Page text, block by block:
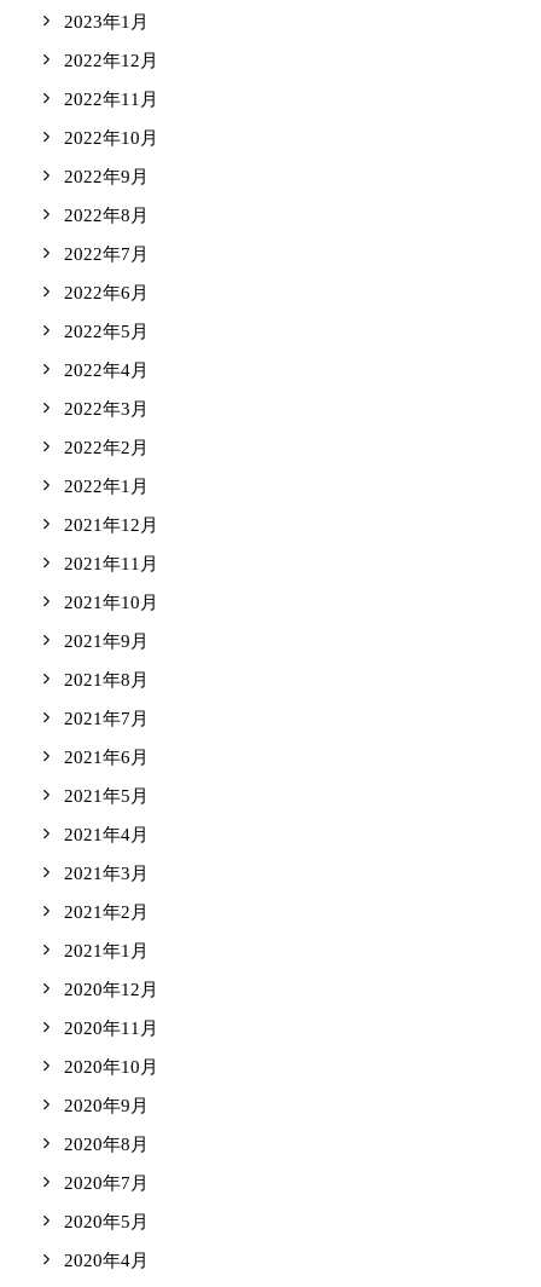
2023年1月
2022年12月
2022年11月
2022年10月
2022年9月
2022年8月
2022年7月
2022年6月
2022年5月
2022年4月
2022年3月
2022年2月
2022年1月
2021年12月
2021年11月
2021年10月
2021年9月
2021年8月
2021年7月
2021年6月
2021年5月
2021年4月
2021年3月
2021年2月
2021年1月
2020年12月
2020年11月
2020年10月
2020年9月
2020年8月
2020年7月
2020年5月
2020年4月